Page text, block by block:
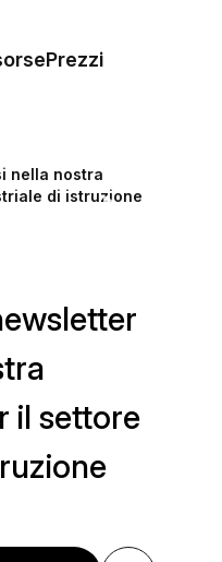
Prezzi
nella nostra
di istruzione
il settore